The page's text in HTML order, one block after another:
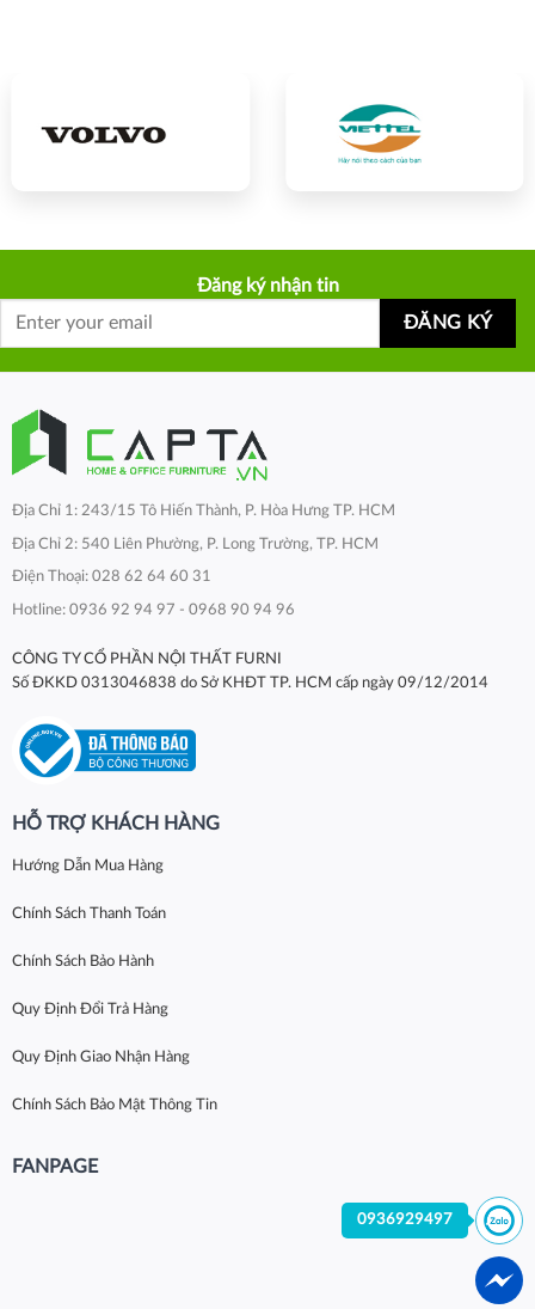
Đăng ký nhận tin
Địa Chỉ 1: 243/15 Tô Hiến Thành, P. Hòa Hưng TP. HCM
Địa Chỉ 2: 540 Liên Phường, P. Long Trường, TP. HCM
Điện Thoại: 028 62 64 60 31
Hotline: 0936 92 94 97 - 0968 90 94 96
CÔNG TY CỔ PHẦN NỘI THẤT FURNI
Số ĐKKD 0313046838 do Sở KHĐT TP. HCM cấp ngày 09/12/2014
HỖ TRỢ KHÁCH HÀNG
Hướng Dẫn Mua Hàng
Chính Sách Thanh Toán
Chính Sách Bảo Hành
Quy Định Đổi Trả Hàng
Quy Định Giao Nhận Hàng
Chính Sách Bảo Mật Thông Tin
FANPAGE
0936929497